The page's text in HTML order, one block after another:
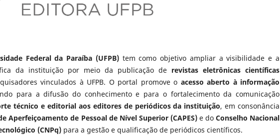
Federal da Paraíba (UFPB)tem como objetivo ampliar a visibilidade e a
da instituição por meio da publicação de revistas eletrônicas científicas
vinculados à UFPB. O portal promove o acesso aberto à informação
para a difusão do conhecimento e para o fortalecimento da comunicação
técnico e editorial aos editores de periódicos da instituição, em consonância
Aperfeiçoamento de Pessoal de Nível Superior (CAPES)e do Conselho Nacional
(CNPq) para a gestão e qualificação de periódicos científicos.